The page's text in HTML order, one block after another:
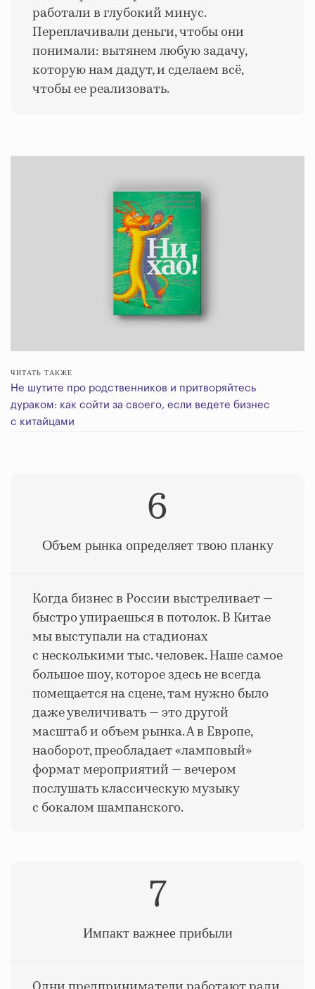
работали в глубокий минус.
Переплачивали деньги, чтобы они
понимали: вытянем любую задачу,
которую нам дадут, и сделаем всё,
чтобы ее реализовать.
ЧИТАТЬ ТАКЖЕ
Не шутите про родственников и притворяйтесь
дураком: как сойти за своего, если ведете бизнес
с китайцами
6
Объем рынка определяет твою планку
Когда бизнес в России выстреливает —
быстро упираешься в потолок. В Китае
мы выступали на стадионах
с несколькими тыс. человек. Наше самое
большое шоу, которое здесь не всегда
помещается на сцене, там нужно было
даже увеличивать — это другой
масштаб и объем рынка. А в Европе,
наоборот, преобладает «ламповый»
формат мероприятий — вечером
послушать классическую музыку
с бокалом шампанского.
7
Импакт важнее прибыли